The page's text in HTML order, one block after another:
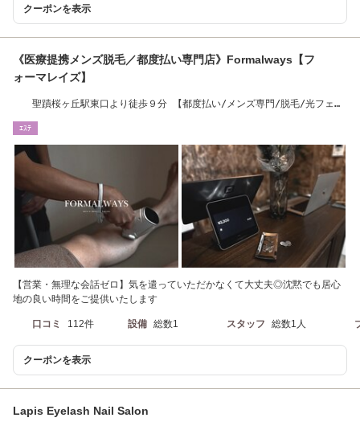
クーポンを表示
《医療提携メンズ脱毛／都度払い専門店》Formalways【フ
ォーマレイズ】
聖蹟桜ヶ丘駅東口より徒歩９分 【都度払い/メンズ専門/脱毛/光フェイ
ｴｽﾃ
【営業・無理な会話ゼロ】気を遣っていただかなくて大丈夫◎沈黙でも居心
地の良い時間をご提供いたします
口コミ 112件 設備 総数1 スタッフ 総数1人
クーポンを表示
Lapis Eyelash Nail Salon